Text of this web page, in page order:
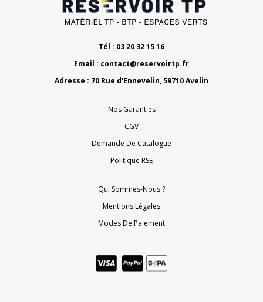
Tél : 03 20 32 15 16
Email : contact@reservoirtp.fr
Adresse : 70 Rue d'Ennevelin, 59710 Avelin
Nos Garanties
CGV
Demande De Catalogue
Politique RSE
Qui Sommes-Nous ?
Mentions Légales
Modes De Paiement